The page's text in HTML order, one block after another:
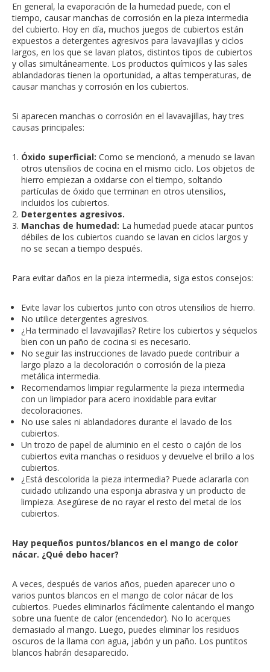
En general, la evaporación de la humedad puede, con el
tiempo, causar manchas de corrosión en la pieza intermedia
del cubierto. Hoy en día, muchos juegos de cubiertos están
expuestos a detergentes agresivos para lavavajillas y ciclos
largos, en los que se lavan platos, distintos tipos de cubiertos
y ollas simultáneamente. Los productos químicos y las sales
ablandadoras tienen la oportunidad, a altas temperaturas, de
causar manchas y corrosión en los cubiertos.
Si aparecen manchas o corrosión en el lavavajillas, hay tres
causas principales:
Óxido superficial: Como se mencionó, a menudo se lavan
otros utensilios de cocina en el mismo ciclo. Los objetos de
hierro empiezan a oxidarse con el tiempo, soltando
partículas de óxido que terminan en otros utensilios,
incluidos los cubiertos.
Detergentes agresivos.
Manchas de humedad: La humedad puede atacar puntos
débiles de los cubiertos cuando se lavan en ciclos largos y
no se secan a tiempo después.
Para evitar daños en la pieza intermedia, siga estos consejos:
Evite lavar los cubiertos junto con otros utensilios de hierro.
No utilice detergentes agresivos.
¿Ha terminado el lavavajillas? Retire los cubiertos y séquelos
bien con un paño de cocina si es necesario.
No seguir las instrucciones de lavado puede contribuir a
largo plazo a la decoloración o corrosión de la pieza
metálica intermedia.
Recomendamos limpiar regularmente la pieza intermedia
con un limpiador para acero inoxidable para evitar
decoloraciones.
No use sales ni ablandadores durante el lavado de los
cubiertos.
Un trozo de papel de aluminio en el cesto o cajón de los
cubiertos evita manchas o residuos y devuelve el brillo a los
cubiertos.
¿Está descolorida la pieza intermedia? Puede aclararla con
cuidado utilizando una esponja abrasiva y un producto de
limpieza. Asegúrese de no rayar el resto del metal de los
cubiertos.
Hay pequeños puntos/blancos en el mango de color
nácar. ¿Qué debo hacer?
A veces, después de varios años, pueden aparecer uno o
varios puntos blancos en el mango de color nácar de los
cubiertos. Puedes eliminarlos fácilmente calentando el mango
sobre una fuente de calor (encendedor). No lo acerques
demasiado al mango. Luego, puedes eliminar los residuos
oscuros de la llama con agua, jabón y un paño. Los puntitos
blancos habrán desaparecido.